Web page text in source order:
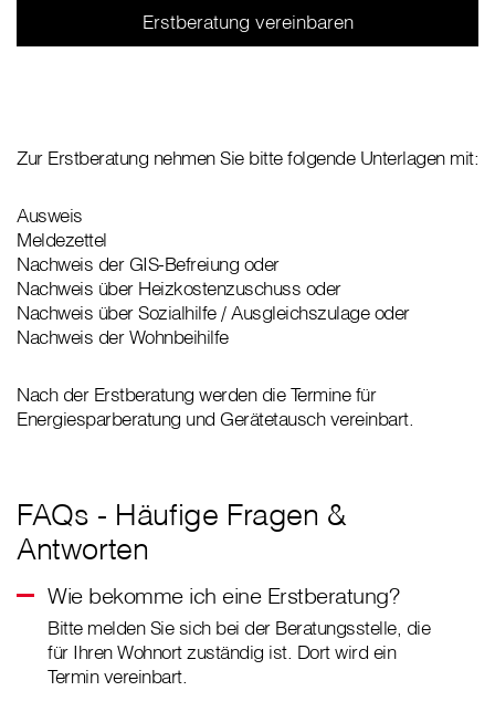
Erstberatung vereinbaren
Zur Erstberatung nehmen Sie bitte folgende Unterlagen mit:
Ausweis
Meldezettel
Nachweis der GIS-Befreiung oder
Nachweis über Heizkostenzuschuss oder
Nachweis über Sozialhilfe / Ausgleichszulage oder
Nachweis der Wohnbeihilfe
Nach der Erstberatung werden die Termine für
Energiesparberatung und Gerätetausch vereinbart.
FAQs - Häufige Fragen &
Antworten
Wie bekomme ich eine Erstberatung?
Bitte melden Sie sich bei der Beratungsstelle, die
für Ihren Wohnort zuständig ist. Dort wird ein
Termin vereinbart.